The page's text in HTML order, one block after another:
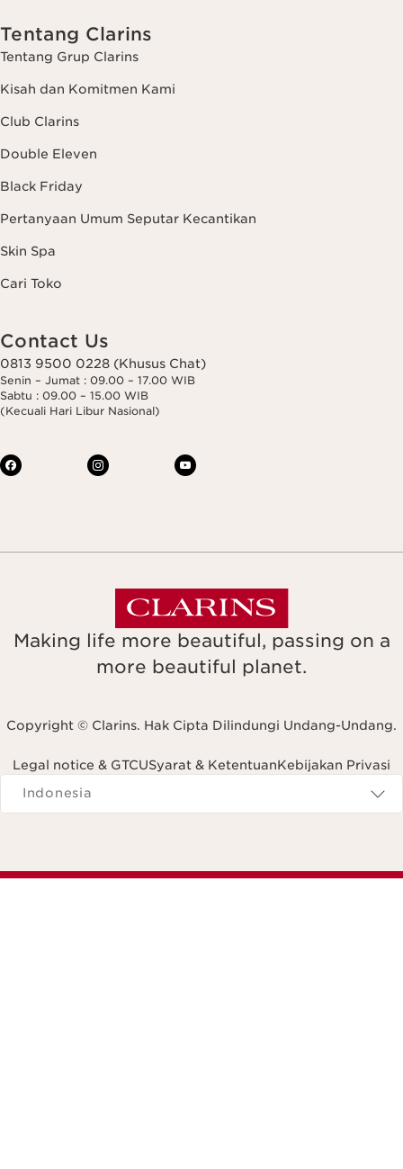
Tentang Clarins
Tentang Grup Clarins
Kisah dan Komitmen Kami
Club Clarins
Double Eleven
Black Friday
Pertanyaan Umum Seputar Kecantikan
Skin Spa
Cari Toko
Contact Us
0813 9500 0228 (Khusus Chat)
Senin – Jumat : 09.00 – 17.00 WIB
Sabtu : 09.00 – 15.00 WIB
(Kecuali Hari Libur Nasional)
Making life more beautiful, passing on a
more beautiful planet.
Copyright © Clarins. Hak Cipta Dilindungi Undang-Undang.
Legal notice & GTCUSyarat & KetentuanKebijakan Privasi
Navigates to
Indonesia